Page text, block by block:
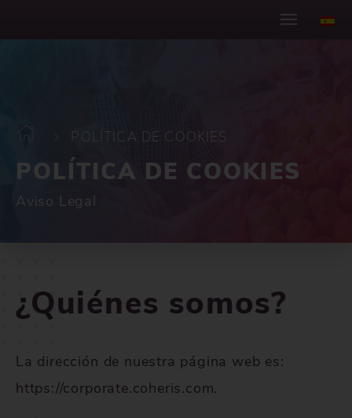
POLÍTICA DE COOKIES
POLÍTICA DE COOKIES
Aviso Legal
¿Quiénes somos?
La dirección de nuestra página web es:
https://corporate.coheris.com.